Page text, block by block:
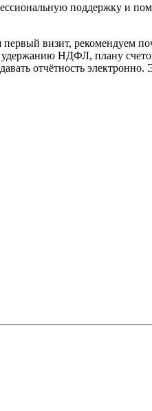
поддержку и
визит, рекомендуем
НДФЛ, плану
отчётность